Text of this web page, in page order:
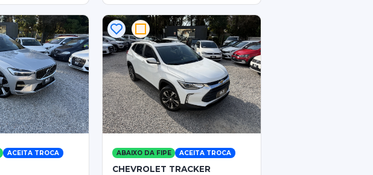
ACEITA TROCA ABAIXO DA FIPE ACEITA TROCA
CHEVROLET TRACKER